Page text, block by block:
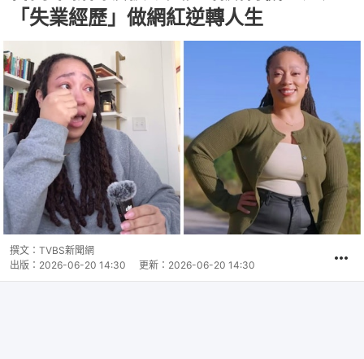
「失業經歷」做網紅逆轉人生
撰文： TVBS新聞網
出版： 2026-06-20 14:30 更新： 2026-06-20 14:30